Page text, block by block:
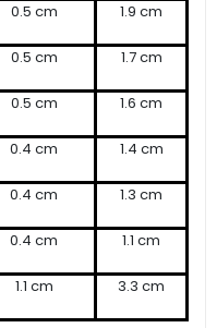
0.5 cm 1.9 cm
0.5 cm 1.7 cm
0.5 cm 1.6 cm
0.4 cm 1.4 cm
0.4 cm 1.3 cm
0.4 cm 1.1 cm
1.1 cm 3.3 cm